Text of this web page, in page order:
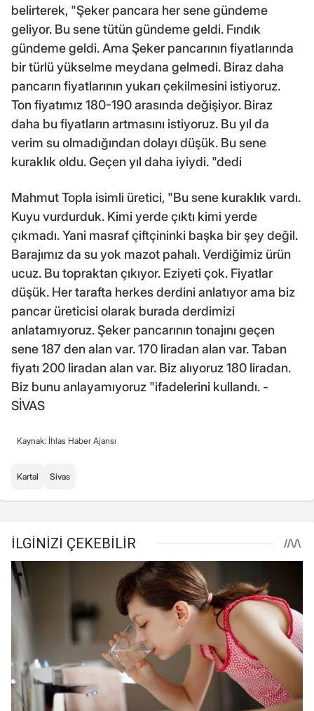
belirterek, "Şeker pancara her sene gündeme
geliyor. Bu sene tütün gündeme geldi. Fındık
gündeme geldi. Ama Şeker pancarının fiyatlarında
bir türlü yükselme meydana gelmedi. Biraz daha
pancarın fiyatlarının yukarı çekilmesini istiyoruz.
Ton fiyatımız 180-190 arasında değişiyor. Biraz
daha bu fiyatların artmasını istiyoruz. Bu yıl da
verim su olmadığından dolayı düşük. Bu sene
kuraklık oldu. Geçen yıl daha iyiydi. "dedi
Mahmut Topla isimli üretici, "Bu sene kuraklık vardı.
Kuyu vurdurduk. Kimi yerde çıktı kimi yerde
çıkmadı. Yani masraf çiftçininki başka bir şey değil.
Barajımız da su yok mazot pahalı. Verdiğimiz ürün
ucuz. Bu topraktan çıkıyor. Eziyeti çok. Fiyatlar
düşük. Her tarafta herkes derdini anlatıyor ama biz
pancar üreticisi olarak burada derdimizi
anlatamıyoruz. Şeker pancarının tonajını geçen
sene 187 den alan var. 170 liradan alan var. Taban
fiyatı 200 liradan alan var. Biz alıyoruz 180 liradan.
Biz bunu anlayamıyoruz "ifadelerini kullandı. -
SİVAS
Kaynak: İhlas Haber Ajansı
Kartal Sivas